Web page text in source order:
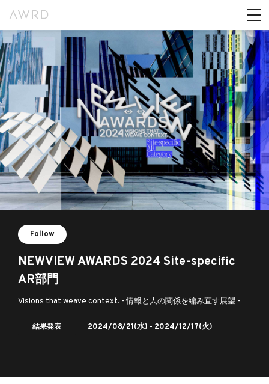
Follow
NEWVIEW AWARDS 2024 Site-specific
AR部門
Visions that weave context. - 情報と人の関係を編み直す展望 -
結果発表 2024/08/21(水) - 2024/12/17(火)